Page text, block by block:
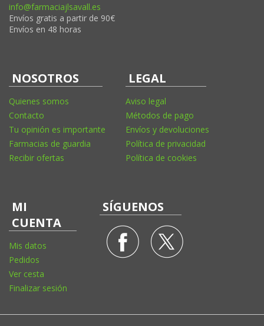
info@farmaciajlsavall.es
Envíos gratis a partir de 90€
Envíos en 48 horas
NOSOTROS
Quienes somos
Contacto
Tu opinión es importante
Farmacias de guardia
Recibir ofertas
LEGAL
Aviso legal
Métodos de pago
Envíos y devoluciones
Política de privacidad
Política de cookies
MI
CUENTA
Mis datos
Pedidos
Ver cesta
Finalizar sesión
SÍGUENOS